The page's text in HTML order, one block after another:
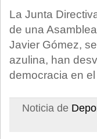
La Junta
de una
Javier Gómez,
azulina, han
democracia en
Noticia de